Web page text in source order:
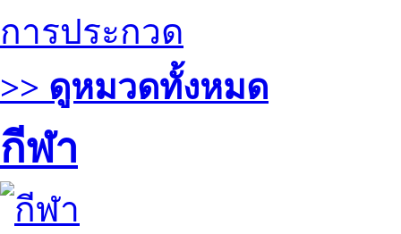
การประกวด
>> ดูหมวดทั้งหมด
กีฬา